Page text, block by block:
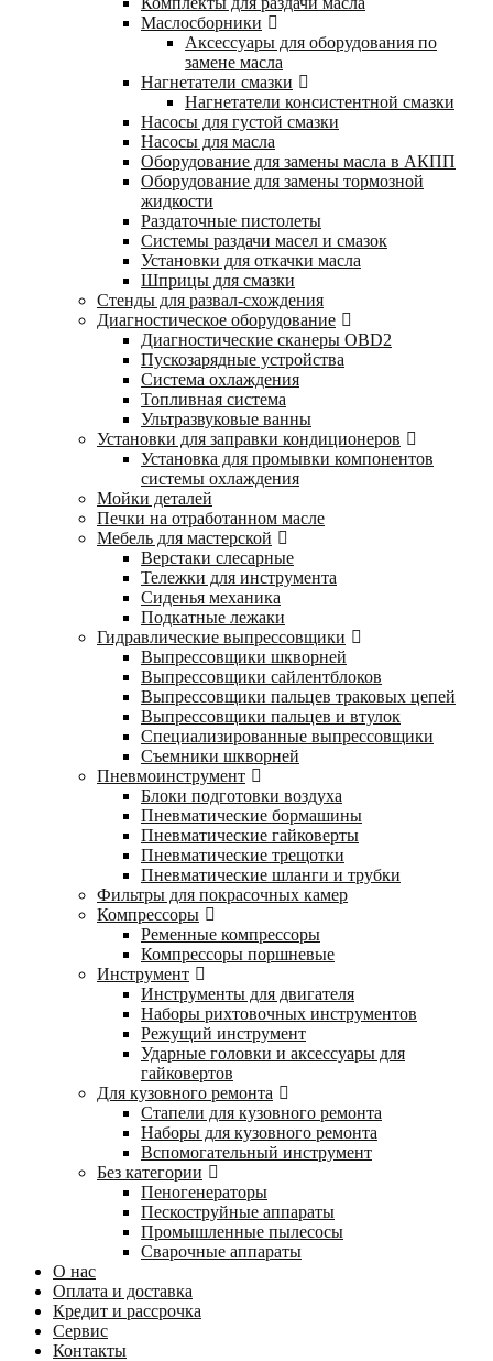
Маслосборники
Аксессуары для оборудования по
замене масла
Нагнетатели смазки
Нагнетатели консистентной смазки
Насосы для густой смазки
Насосы для масла
Оборудование для замены масла в АКПП
Оборудование для замены тормозной
жидкости
Раздаточные пистолеты
Системы раздачи масел и смазок
Установки для откачки масла
Шприцы для смазки
Стенды для развал-схождения
Диагностическое оборудование
Диагностические сканеры OBD2
Пускозарядные устройства
Система охлаждения
Топливная система
Ультразвуковые ванны
Установки для заправки кондиционеров
Установка для промывки компонентов
системы охлаждения
Мойки деталей
Печки на отработанном масле
Мебель для мастерской
Верстаки слесарные
Тележки для инструмента
Сиденья механика
Подкатные лежаки
Гидравлические выпрессовщики
Выпрессовщики шкворней
Выпрессовщики сайлентблоков
Выпрессовщики пальцев траковых цепей
Выпрессовщики пальцев и втулок
Специализированные выпрессовщики
Cъемники шкворней
Пневмоинструмент
Блоки подготовки воздуха
Пневматические бормашины
Пневматические гайковерты
Пневматические трещотки
Пневматические шланги и трубки
Фильтры для покрасочных камер
Компрессоры
Ременные компрессоры
Компрессоры поршневые
Инструмент
Инструменты для двигателя
Наборы рихтовочных инструментов
Режущий инструмент
Ударные головки и аксессуары для
гайковертов
Для кузовного ремонта
Стапели для кузовного ремонта
Наборы для кузовного ремонта
Вспомогательный инструмент
Без категории
Пеногенераторы
Пескоструйные аппараты
Промышленные пылесосы
Сварочные аппараты
О нас
Оплата и доставка
Кредит и рассрочка
Сервис
Контакты